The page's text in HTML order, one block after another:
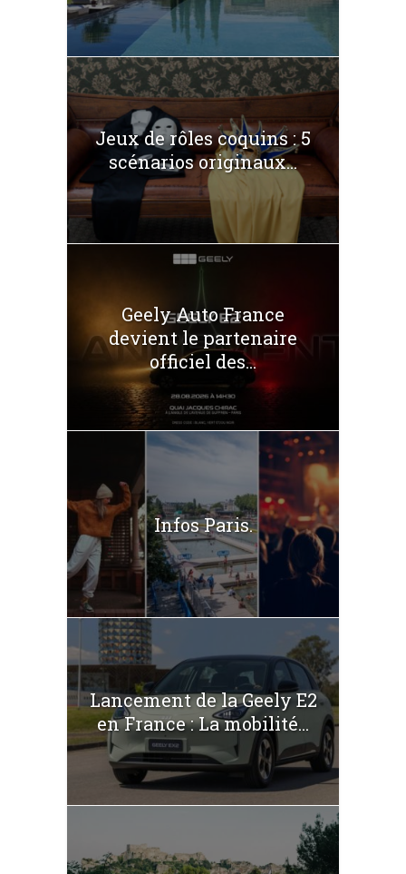
Jeux de rôles coquins : 5
scénarios originaux...
Geely Auto France
devient le partenaire
officiel des...
Infos Paris.
Lancement de la Geely E2
en France : La mobilité...